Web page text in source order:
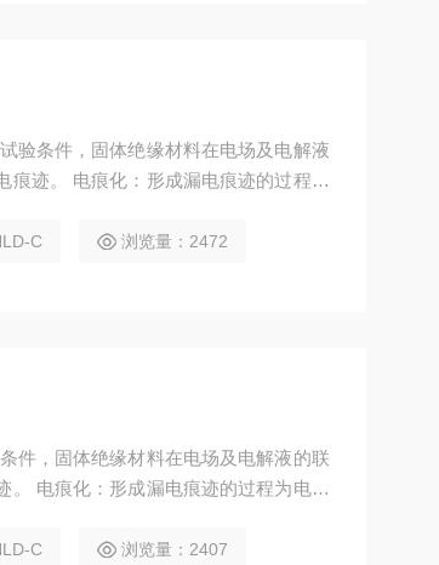
验条件，固体绝缘材料在电场及电解液
痕迹。 电痕化：形成漏电痕迹的过程为
地端的电流是否超过1A，从而判断固体
C 浏览量：2472
件，固体绝缘材料在电场及电解液的联
。 电痕化：形成漏电痕迹的过程为电痕
的电流是否超过1A，从而判断固体绝缘
C 浏览量：2407